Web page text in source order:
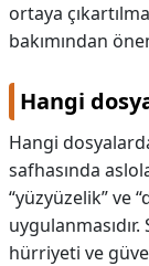
ortaya
bakımından
Hangi
Hangi
safhasında
“yüzyüzelik” ve
hürriyeti ve